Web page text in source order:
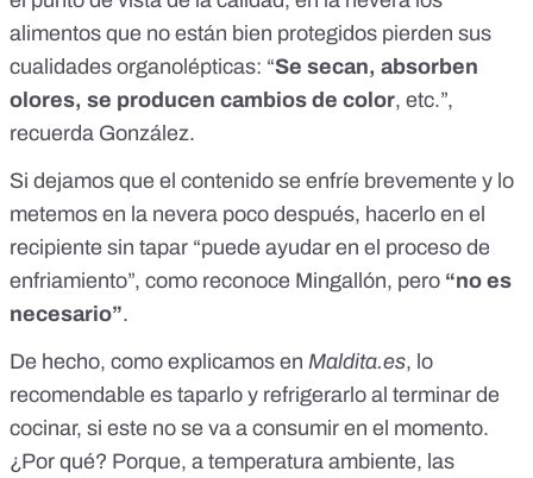
alimentos que no están bien protegidos pierden sus
cualidades organolépticas: “Se secan, absorben
olores, se producen cambios de color, etc.”,
recuerda González.
Si dejamos que el contenido se enfríe brevemente y lo
metemos en la nevera poco después, hacerlo en el
recipiente sin tapar “puede ayudar en el proceso de
enfriamiento”, como reconoce Mingallón, pero “no es
necesario”.
De hecho, como explicamos en Maldita.es, lo
recomendable es taparlo y refrigerarlo al terminar de
cocinar, si este no se va a consumir en el momento.
¿Por qué? Porque, a temperatura ambiente, las